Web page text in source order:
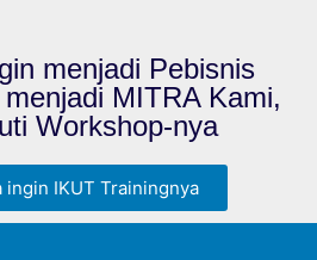
menjadi Pebisnis
MITRA Kami,
Workshop-nya
ingin IKUT Trainingnya